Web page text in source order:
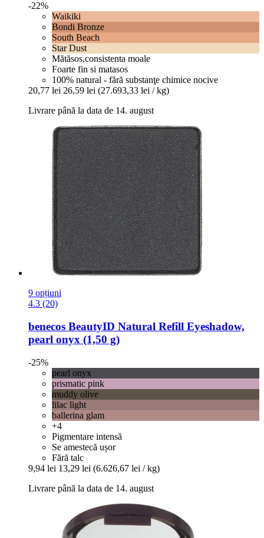
-22%
Waikiki
Bondi Bronze
South Beach
Star Dust
Mătăsos,consistenta moale
Foarte fin si matasos
100% natural - fără substanţe chimice nocive
20,77 lei 26,59 lei (27.693,33 lei / kg)
Livrare până la data de 14. august
9 opțiuni
4.3 (20)
benecos BeautyID Natural Refill Eyeshadow,
pearl onyx (1,50 g)
-25%
pearl onyx
prismatic pink
muddy olive
lilac light
ballerina glam
+4
Pigmentare intensă
Se amestecă ușor
Fără talc
9,94 lei 13,29 lei (6.626,67 lei / kg)
Livrare până la data de 14. august